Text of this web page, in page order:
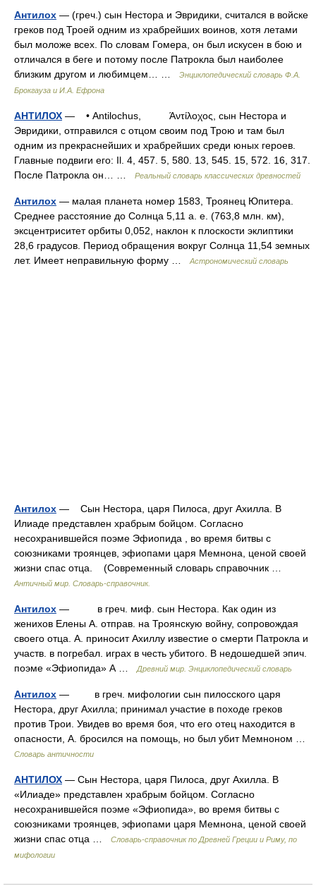
Антилох — (греч.) сын Нестора и Эвридики, считался в войске
греков под Троей одним из храбрейших воинов, хотя летами
был моложе всех. По словам Гомера, он был искусен в бою и
отличался в беге и потому после Патрокла был наиболее
близким другом и любимцем… …
Энциклопедический словарь Ф.А.
Брокгауза и И.А. Ефрона
АНТИЛОХ — • Antilochus, Άντίλοχος, сын Нестора и
Эвридики, отправился с отцом своим под Трою и там был
одним из прекраснейших и храбрейших среди юных героев.
Главные подвиги его: Il. 4, 457. 5, 580. 13, 545. 15, 572. 16, 317.
После Патрокла он… …
Реальный словарь классических древностей
Антилох — малая планета номер 1583, Троянец Юпитера.
Среднее расстояние до Солнца 5,11 а. е. (763,8 млн. км),
эксцентриситет орбиты 0,052, наклон к плоскости эклиптики
28,6 градусов. Период обращения вокруг Солнца 11,54 земных
лет. Имеет неправильную форму …
Астрономический словарь
Антилох — Сын Нестора, царя Пилоса, друг Ахилла. В
Илиаде представлен храбрым бойцом. Согласно
несохранившейся поэме Эфиопида , во время битвы с
союзниками троянцев, эфиопами царя Мемнона, ценой своей
жизни спас отца. (Современный словарь справочник …
Античный мир. Словарь-справочник.
Антилох — в греч. миф. сын Нестора. Как один из
женихов Елены А. отправ. на Троянскую войну, сопровождая
своего отца. А. приносит Ахиллу известие о смерти Патрокла и
участв. в погребал. играх в честь убитого. В недошедшей эпич.
поэме «Эфиопида» А …
Древний мир. Энциклопедический словарь
Антилох — в греч. мифологии сын пилосского царя
Нестора, друг Ахилла; принимал участие в походе греков
против Трои. Увидев во время боя, что его отец находится в
опасности, А. бросился на помощь, но был убит Мемноном …
Словарь античности
АНТИЛОХ — Сын Нестора, царя Пилоса, друг Ахилла. В
«Илиаде» представлен храбрым бойцом. Согласно
несохранившейся поэме «Эфиопида», во время битвы с
союзниками троянцев, эфиопами царя Мемнона, ценой своей
жизни спас отца …
Cловарь-справочник по Древней Греции и Риму, по
мифологии